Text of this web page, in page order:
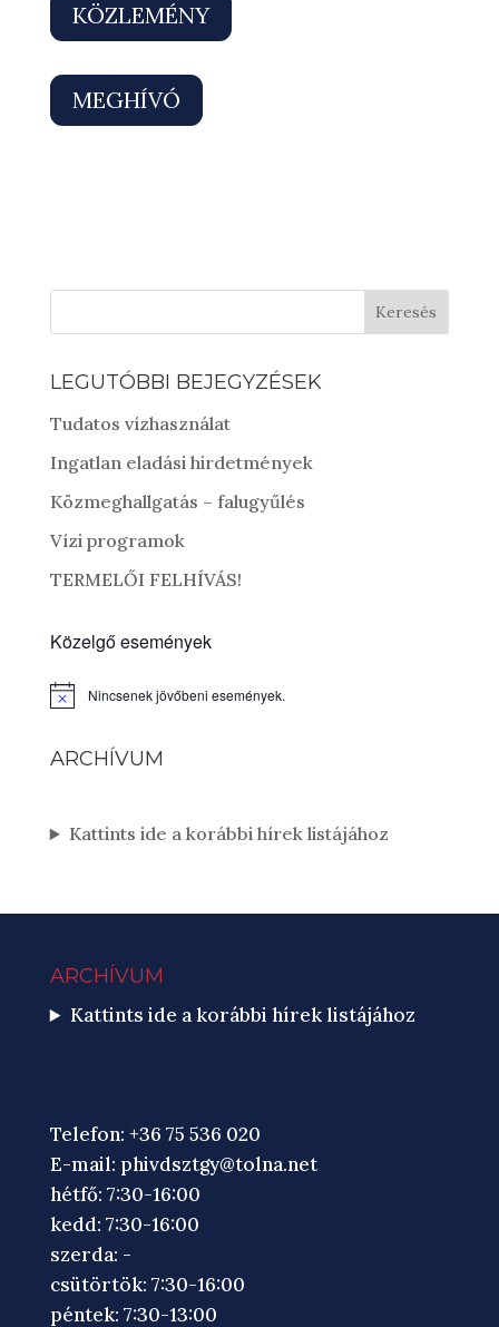
KÖZLEMÉNY
MEGHÍVÓ
Keresés
LEGUTÓBBI BEJEGYZÉSEK
Tudatos vízhasználat
Ingatlan eladási hirdetmények
Közmeghallgatás – falugyűlés
Vízi programok
TERMELŐI FELHÍVÁS!
Közelgő események
Notice Nincsenek jövőbeni események.
ARCHÍVUM
Kattints ide a korábbi hírek listájához
ARCHÍVUM
Kattints ide a korábbi hírek listájához
Telefon: +36 75 536 020
E-mail: phivdsztgy@tolna.net
hétfő: 7:30-16:00
kedd: 7:30-16:00
szerda: -
csütörtök: 7:30-16:00
péntek: 7:30-13:00